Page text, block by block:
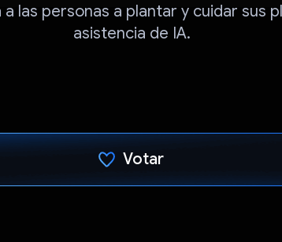
las personas a plantar y cuidar sus
asistencia de IA.
Votar